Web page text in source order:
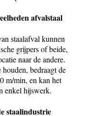
afvalstaal
staalafval kunnen
grijpers of beide,
naar de andere.
bedraagt de
m/min, en kan het
enkel hijswerk.
staalindustrie